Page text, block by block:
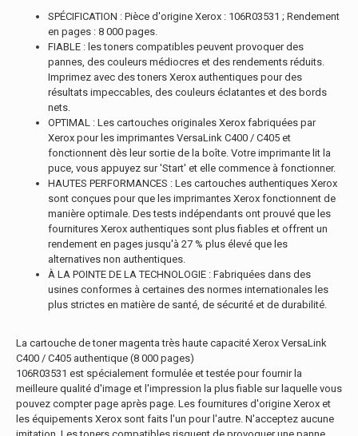
SPÉCIFICATION : Pièce d'origine Xerox : 106R03531 ; Rendement
en pages : 8 000 pages.
FIABLE : les toners compatibles peuvent provoquer des
pannes, des couleurs médiocres et des rendements réduits.
Imprimez avec des toners Xerox authentiques pour des
résultats impeccables, des couleurs éclatantes et des bords
nets.
OPTIMAL : Les cartouches originales Xerox fabriquées par
Xerox pour les imprimantes VersaLink C400 / C405 et
fonctionnent dès leur sortie de la boîte. Votre imprimante lit la
puce, vous appuyez sur 'Start' et elle commence à fonctionner.
HAUTES PERFORMANCES : Les cartouches authentiques Xerox
sont conçues pour que les imprimantes Xerox fonctionnent de
manière optimale. Des tests indépendants ont prouvé que les
fournitures Xerox authentiques sont plus fiables et offrent un
rendement en pages jusqu'à 27 % plus élevé que les
alternatives non authentiques.
À LA POINTE DE LA TECHNOLOGIE : Fabriquées dans des
usines conformes à certaines des normes internationales les
plus strictes en matière de santé, de sécurité et de durabilité.
La cartouche de toner magenta très haute capacité Xerox VersaLink
C400 / C405 authentique (8 000 pages)
106R03531 est spécialement formulée et testée pour fournir la
meilleure qualité d'image et l'impression la plus fiable sur laquelle vous
pouvez compter page après page. Les fournitures d'origine Xerox et
les équipements Xerox sont faits l'un pour l'autre. N'acceptez aucune